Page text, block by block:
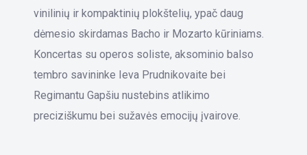
vinilinių ir kompaktinių plokštelių, ypač daug
dėmesio skirdamas Bacho ir Mozarto kūriniams.
Koncertas su operos soliste, aksominio balso
tembro savininke Ieva Prudnikovaite bei
Regimantu Gapšiu nustebins atlikimo
preciziškumu bei sužavės emocijų įvairove.